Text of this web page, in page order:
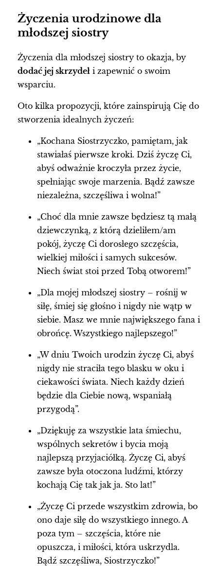
Życzenia urodzinowe dla
młodszej siostry
Życzenia dla młodszej siostry to okazja, by
dodać jej skrzydeł i zapewnić o swoim
wsparciu.
Oto kilka propozycji, które zainspirują Cię do
stworzenia idealnych życzeń:
„Kochana Siostrzyczko, pamiętam, jak
stawiałaś pierwsze kroki. Dziś życzę Ci,
abyś odważnie kroczyła przez życie,
spełniając swoje marzenia. Bądź zawsze
niezależna, szczęśliwa i wolna!”
„Choć dla mnie zawsze będziesz tą małą
dziewczynką, z którą dzieliłem/am
pokój, życzę Ci dorosłego szczęścia,
wielkiej miłości i samych sukcesów.
Niech świat stoi przed Tobą otworem!”
„Dla mojej młodszej siostry – rośnij w
siłę, śmiej się głośno i nigdy nie wątp w
siebie. Masz we mnie największego fana i
obrońcę. Wszystkiego najlepszego!”
„W dniu Twoich urodzin życzę Ci, abyś
nigdy nie straciła tego blasku w oku i
ciekawości świata. Niech każdy dzień
będzie dla Ciebie nową, wspaniałą
przygodą”.
„Dziękuję za wszystkie lata śmiechu,
wspólnych sekretów i bycia moją
najlepszą przyjaciółką. Życzę Ci, abyś
zawsze była otoczona ludźmi, którzy
kochają Cię tak jak ja. Sto lat!”
„Życzę Ci przede wszystkim zdrowia, bo
ono daje siłę do wszystkiego innego. A
poza tym – szczęścia, które nie
opuszcza, i miłości, która uskrzydla.
Bądź szczęśliwa, Siostrzyczko!”